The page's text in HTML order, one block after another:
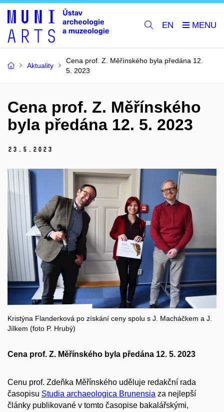
EN
Aktuality
Cena prof. Z. Měřínského byla předána 12.
5. 2023
Cena prof. Z. Měřínského
byla předána 12. 5. 2023
23. 5. 2023
Kristýna Flanderková po získání ceny spolu s J. Macháčkem a J.
Jílkem (foto P. Hrubý)
Cena prof. Z. Měřínského byla předána 12. 5. 2023
Cenu prof. Zdeňka Měřínského uděluje redakční rada
časopisu Studia archaeologica Brunensia za nejlepší
články publikované v tomto časopise bakalářskými,